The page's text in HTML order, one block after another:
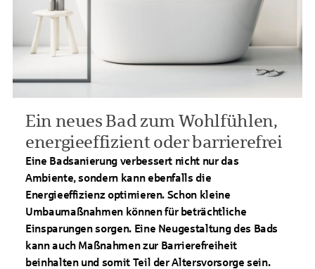
Ein neues Bad zum Wohlfühlen,
energieeffizient oder barrierefrei
Eine Badsanierung verbessert nicht nur das
Ambiente, sondern kann ebenfalls die
Energieeffizienz optimieren. Schon kleine
Umbaumaßnahmen können für beträchtliche
Einsparungen sorgen. Eine Neugestaltung des Bads
kann auch Maßnahmen zur Barrierefreiheit
beinhalten und somit Teil der Altersvorsorge sein.